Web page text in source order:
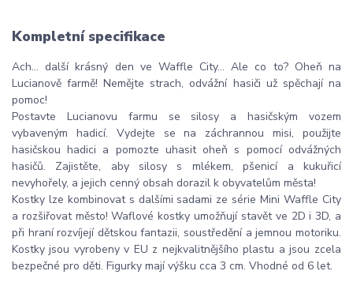
Kompletní specifikace
Ach... další krásný den ve Waffle City... Ale co to? Oheň na
Lucianově farmě! Nemějte strach, odvážní hasiči už spěchají na
pomoc!
Postavte Lucianovu farmu se silosy a hasičským vozem
vybaveným hadicí. Vydejte se na záchrannou misi, použijte
hasičskou hadici a pomozte uhasit oheň s pomocí odvážných
hasičů. Zajistěte, aby silosy s mlékem, pšenicí a kukuřicí
nevyhořely, a jejich cenný obsah dorazil k obyvatelům města!
Kostky lze kombinovat s dalšími sadami ze série Mini Waffle City
a rozšiřovat město! Waflové kostky umožňují stavět ve 2D i 3D, a
při hraní rozvíjejí dětskou fantazii, soustředění a jemnou motoriku.
Kostky jsou vyrobeny v EU z nejkvalitnějšího plastu a jsou zcela
bezpečné pro děti. Figurky mají výšku cca 3 cm. Vhodné od 6 let.